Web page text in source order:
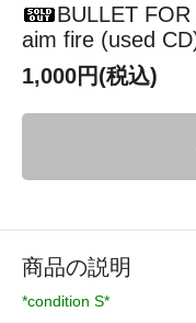
BULLET
aim fire (used
1,000円(税込)
商品の説明
*condition S*